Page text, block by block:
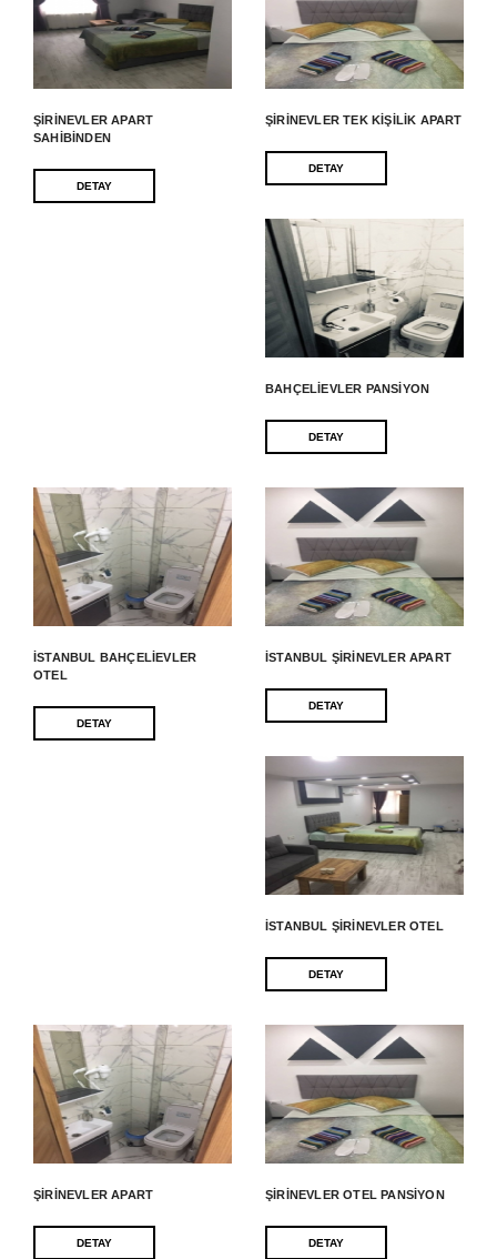
ŞIRINEVLER APART
SAHIBINDEN
DETAY
ŞIRINEVLER TEK KIŞILIK APART
DETAY
BAHÇELIEVLER PANSIYON
DETAY
İSTANBUL BAHÇELIEVLER
OTEL
DETAY
İSTANBUL ŞIRINEVLER APART
DETAY
İSTANBUL ŞIRINEVLER OTEL
DETAY
ŞIRINEVLER APART
DETAY
ŞIRINEVLER OTEL PANSIYON
DETAY